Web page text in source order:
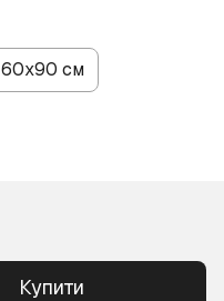
60х90 см
Купити